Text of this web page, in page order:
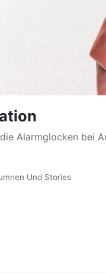
Alarmglocken bei
Und Stories